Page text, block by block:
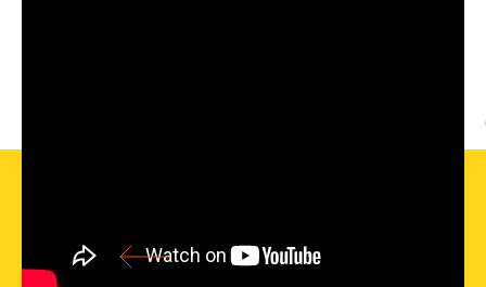
Évenement précédent :
Zélie